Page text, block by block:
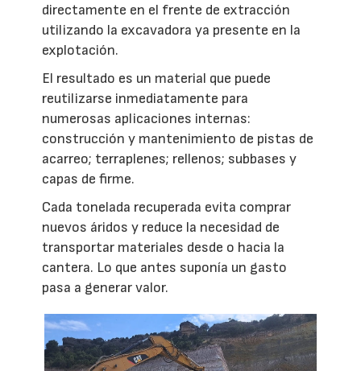
directamente en el frente de extracción
utilizando la excavadora ya presente en la
explotación.
El resultado es un material que puede
reutilizarse inmediatamente para
numerosas aplicaciones internas:
construcción y mantenimiento de pistas de
acarreo; terraplenes; rellenos; subbases y
capas de firme.
Cada tonelada recuperada evita comprar
nuevos áridos y reduce la necesidad de
transportar materiales desde o hacia la
cantera. Lo que antes suponía un gasto
pasa a generar valor.